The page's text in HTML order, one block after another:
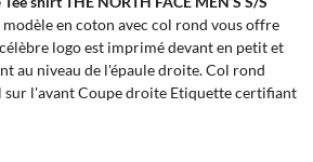
modèle en coton avec col rond vous offre
logo est imprimé devant en petit et
au niveau de l'épaule droite. Col rond
sur l'avant Coupe droite Etiquette certifiant